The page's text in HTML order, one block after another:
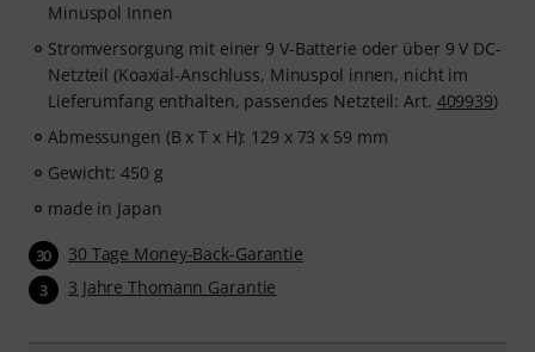
Minuspol Innen
Stromversorgung mit einer 9 V-Batterie oder über 9 V DC-
Netzteil (Koaxial-Anschluss, Minuspol innen, nicht im
Lieferumfang enthalten, passendes Netzteil: Art. 409939)
Abmessungen (B x T x H): 129 x 73 x 59 mm
Gewicht: 450 g
made in Japan
30 30 Tage Money-Back-Garantie
3 3 Jahre Thomann Garantie